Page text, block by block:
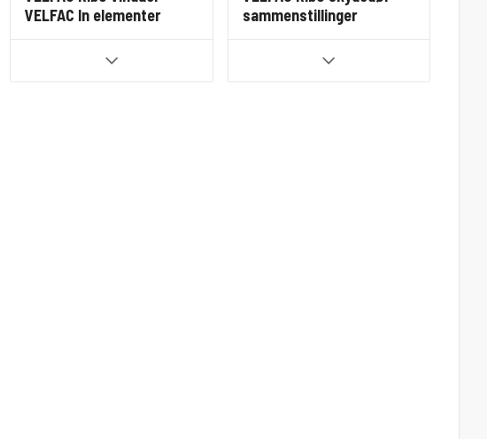
VELFAC In elementer
sammenstillinger